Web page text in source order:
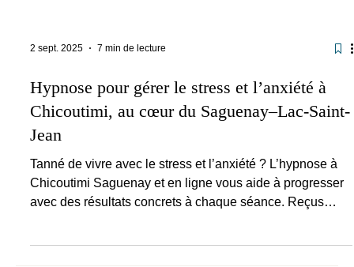
Hypnose pour gérer le stress et l’anxiété à
Chicoutimi, au cœur du Saguenay–Lac-Saint-
Jean
Tanné de vivre avec le stress et l’anxiété ? L’hypnose à
Chicoutimi Saguenay et en ligne vous aide à progresser
RITMA, formés à l’EFPHQ.